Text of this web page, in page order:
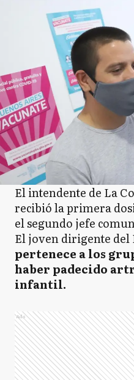
El intendente de La
recibió la primera
el segundo jefe
El joven dirigente del
pertenece a los
haber padecido
infantil.
Ads